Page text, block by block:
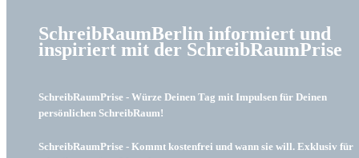
SchreibRaumBerlin informiert und
inspiriert mit der SchreibRaumPrise
SchreibRaumPrise - Würze Deinen Tag mit Impulsen für Deinen
persönlichen SchreibRaum!
SchreibRaumPrise - Kommt kostenfrei und wann sie will. Exklusiv für